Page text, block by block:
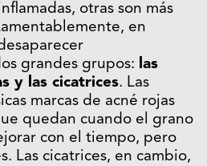
otras son más
en
grandes grupos: las
y las cicatrices. Las
marcas de acné rojas
quedan cuando el grano
con el tiempo, pero
Las cicatrices, en cambio,